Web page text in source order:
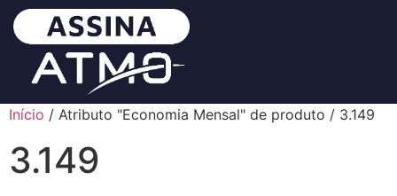
Início / Atributo "Economia Mensal" de produto / 3.149
3.149